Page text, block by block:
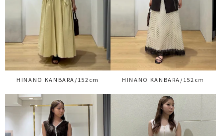
HINANO KANBARA/152cm HINANO KANBARA/152cm